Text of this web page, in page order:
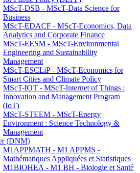
MScT-DSB - MScT-Data Science for
Business
MScT-EDACF - MScT-Economics, Data
Analytics and Corporate Finance
MScT-EESM - MScT-Environmental
Engineering and Sustainability
Management
MScT-ESCLiP - MScT-Economics for
Smart Cities and Climate Policy
MScT-IOT - MScT-Internet of Things :
Innovation and Management Program
(IoT)
MScT-STEEM - MScT-Energy
Environment : Science Technology &
Management
(DNM)
M1APPMATH - M1 APPMS -
Mathématiques Appliquées et Statistiques
M1BIOHEA - M1 BH - Biologie et Santé